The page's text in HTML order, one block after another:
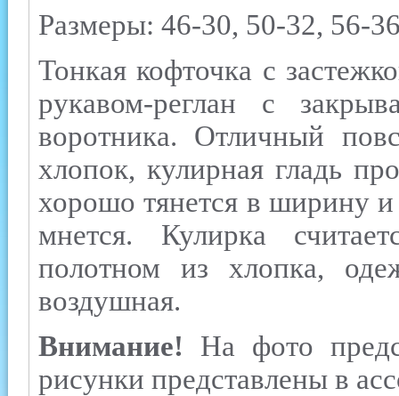
Размеры: 46-30, 50-32, 56-
Тонкая кофточка с
рукавом-реглан с
воротника. Отличный
хлопок, кулирная гладь
хорошо тянется в ширину и
мнется. Кулирка
полотном из хлопка,
воздушная.
Внимание! На фото
рисунки представлены в